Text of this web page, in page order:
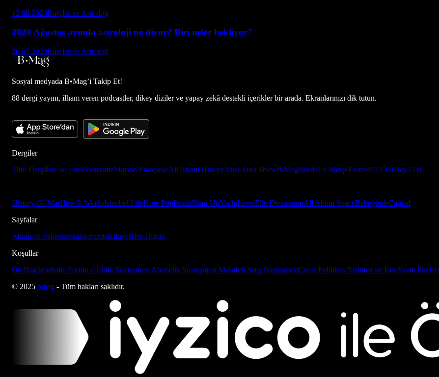
12.08.2020Burçlar ve Astroloji
2020 Ağustos ayında astroloji ne diyor? Bizi neler bekliyor?
30.07.2020Burçlar ve Astroloji
Sosyal medyada B•Mag’i Takip Et!
88 dergi yayını, ilham veren podcastler, dikey diziler ve yapay zekâ destekli içerikler bir arada. Ekranlarınızı dik tutun.
Dergiler
Tüm DergilerCeo LifeFormsanteMaison FrançaiseAll About HistoryAtlasAuto ShowB-MagBurdaEv BahçeEvimHELLO!Hey Girl
History Of WarHow It Worksİstanbul LifeKore PopPozitifStart UpYachtLevelElle DecorationAll About SpaceBebeğimleCapital
Sayfalar
Abonelik PaketleriHakkımızdaKünyeBize Ulaşın
Koşullar
Ön Bilgilendirme Formu Gizlilik Sözleşmesi Abonelik Sözleşmesi Mesafeli Satış SözleşmesiÇerez PolitikasıTeslimat ve İadeYayın İlkeleri
© 2025 bmag - Tüm hakları saklıdır.